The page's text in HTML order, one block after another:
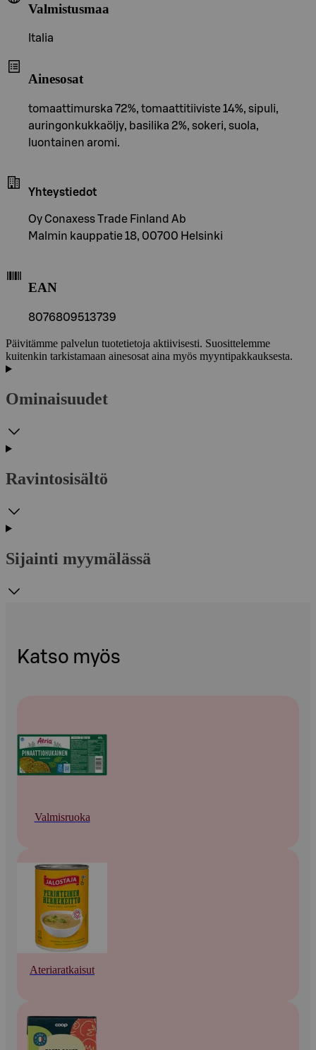
Valmistusmaa
Italia
Ainesosat
tomaattimurska 72%, tomaattitiiviste 14%, sipuli,
auringonkukkaöljy, basilika 2%, sokeri, suola,
luontainen aromi.
Yhteystiedot
Oy Conaxess Trade Finland Ab
Malmin kauppatie 18, 00700 Helsinki
EAN
8076809513739
Päivitämme palvelun tuotetietoja aktiivisesti. Suosittelemme
kuitenkin tarkistamaan ainesosat aina myös myyntipakkauksesta.
Ominaisuudet
Ravintosisältö
Sijainti myymälässä
Katso myös
Valmisruoka
Ateriaratkaisut